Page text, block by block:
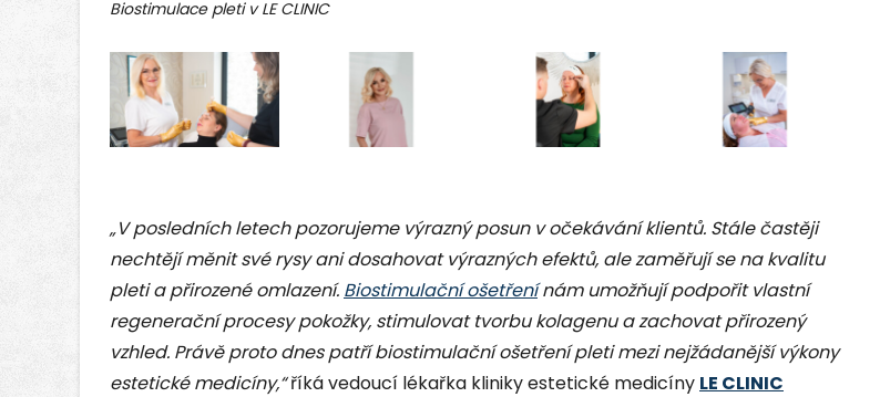
Biostimulace pleti v LE CLINIC
„V posledních letech pozorujeme výrazný posun v očekávání klientů. Stále častěji
nechtějí měnit své rysy ani dosahovat výrazných efektů, ale zaměřují se na kvalitu
pleti a přirozené omlazení. Biostimulační ošetřenínám umožňují podpořit vlastní
regenerační procesy pokožky, stimulovat tvorbu kolagenu a zachovat přirozený
vzhled. Právě proto dnes patří biostimulační ošetření pleti mezi nejžádanější výkony
estetické medicíny,“říká vedoucí lékařka kliniky estetické medicíny LE CLINIC